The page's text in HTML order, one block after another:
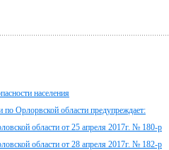
населения
Орлорвской области предупреждает:
области от 25 апреля 2017г. № 180-р
области от 28 апреля 2017г. № 182-р